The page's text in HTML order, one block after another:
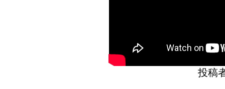
投